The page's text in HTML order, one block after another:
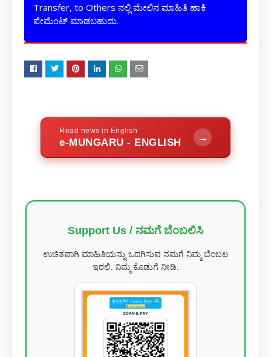
Transfer, to Others ನಲ್ಲಿ ಮೇಲಿನ ಮಾಹಿತಿ ಹಾಕಿ
ಪೇಮೆಂಟ್ ಮಾಡಬಹುದು.
Read news in English
e-MUNGARU - ENGLISH →
Support Us / ನಮಗೆ ಬೆಂಬಲಿಸಿ
ಉಚಿತವಾಗಿ ಮಾಹಿತಿಯನ್ನು ಒದಗಿಸುವ ನಮಗೆ ನಿಮ್ಮ ಬೆಂಬಲ
ಇರಲಿ. ನಿಮ್ಮ ಕೊಡುಗೆ ನೀಡಿ.